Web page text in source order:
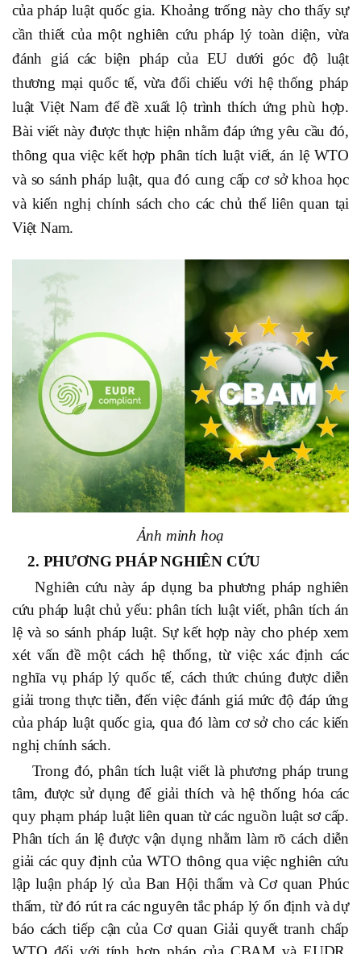
của pháp luật quốc gia. Khoảng trống này cho thấy sự
cần thiết của một nghiên cứu pháp lý toàn diện, vừa
đánh giá các biện pháp của EU dưới góc độ luật
thương mại quốc tế, vừa đối chiếu với hệ thống pháp
luật Việt Nam để đề xuất lộ trình thích ứng phù hợp.
Bài viết này được thực hiện nhằm đáp ứng yêu cầu đó,
thông qua việc kết hợp phân tích luật viết, án lệ WTO
và so sánh pháp luật, qua đó cung cấp cơ sở khoa học
và kiến nghị chính sách cho các chủ thể liên quan tại
Việt Nam.
Ảnh minh hoạ
2. PHƯƠNG PHÁP NGHIÊN CỨU
Nghiên cứu này áp dụng ba phương pháp nghiên
cứu pháp luật chủ yếu: phân tích luật viết, phân tích án
lệ và so sánh pháp luật. Sự kết hợp này cho phép xem
xét vấn đề một cách hệ thống, từ việc xác định các
nghĩa vụ pháp lý quốc tế, cách thức chúng được diễn
giải trong thực tiễn, đến việc đánh giá mức độ đáp ứng
của pháp luật quốc gia, qua đó làm cơ sở cho các kiến
nghị chính sách.
Trong đó, phân tích luật viết là phương pháp trung
tâm, được sử dụng để giải thích và hệ thống hóa các
quy phạm pháp luật liên quan từ các nguồn luật sơ cấp.
Phân tích án lệ được vận dụng nhằm làm rõ cách diễn
giải các quy định của WTO thông qua việc nghiên cứu
lập luận pháp lý của Ban Hội thẩm và Cơ quan Phúc
thẩm, từ đó rút ra các nguyên tắc pháp lý ổn định và dự
báo cách tiếp cận của Cơ quan Giải quyết tranh chấp